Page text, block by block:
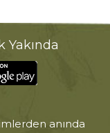
Yakında
anında